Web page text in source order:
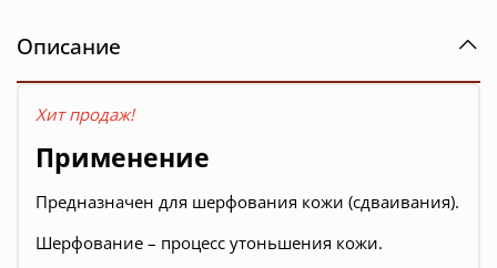
Описание
Хит продаж!
Применение
Предназначен для шерфования кожи (сдваивания).
Шерфование – процесс утоньшения кожи.